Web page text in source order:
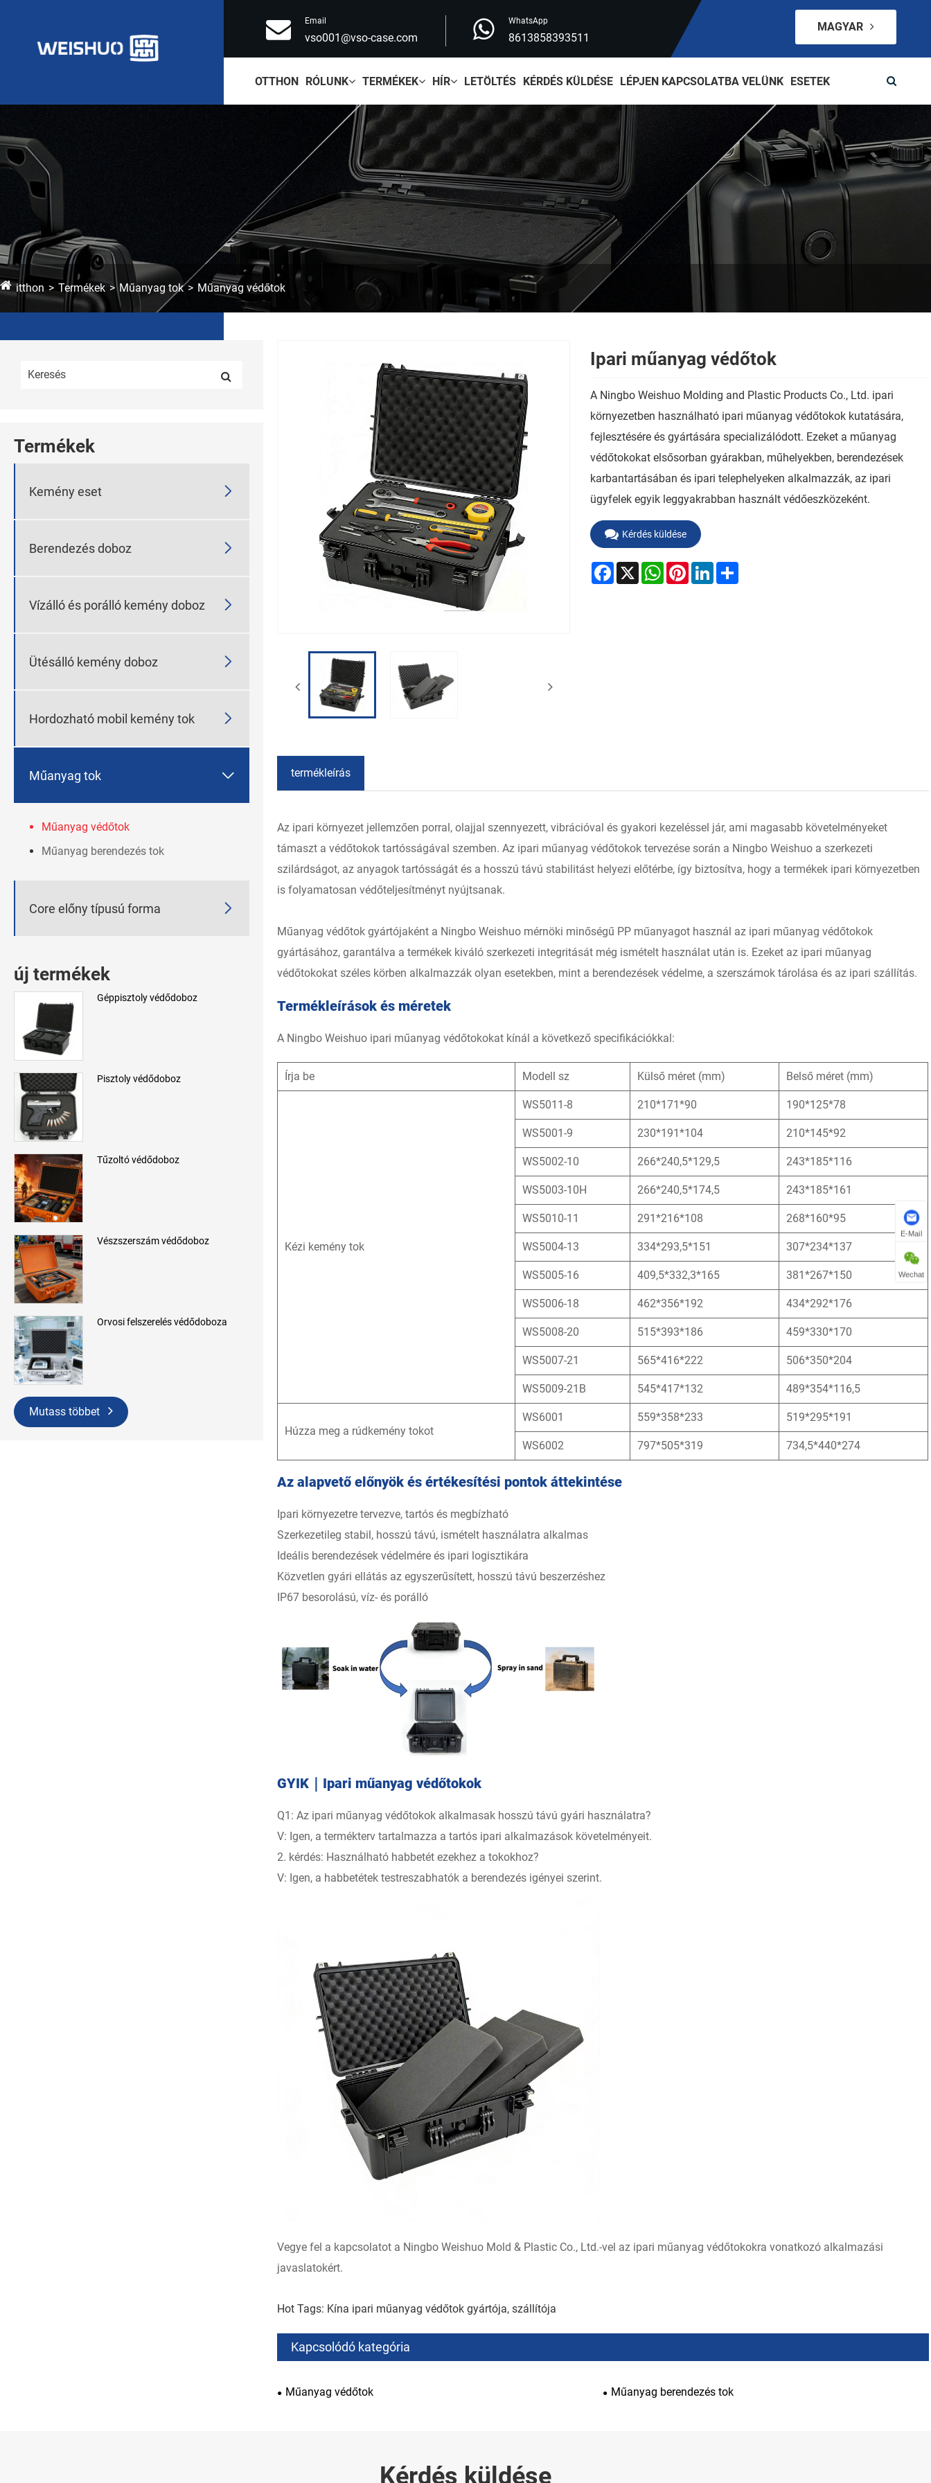
Email
vso001@vso-case.com
WhatsApp
8613858393511
MAGYAR
OTTHON RÓLUNK TERMÉKEK HÍR LETÖLTÉS KÉRDÉS KÜLDÉSE LÉPJEN KAPCSOLATBA VELÜNK ESETEK
itthon Termékek Műanyag tok Műanyag védőtok
Termékek
Kemény eset 
Berendezés doboz 
Vízálló és porálló kemény doboz 
Ütésálló kemény doboz 
Hordozható mobil kemény tok 
Műanyag tok 
Műanyag védőtok
Műanyag berendezés tok
Core előny típusú forma 
új termékek
Géppisztoly védődoboz
Pisztoly védődoboz
Tűzoltó védődoboz
Vészszerszám védődoboz
Orvosi felszerelés védődoboza
Mutass többet
Ipari műanyag védőtok
A Ningbo Weishuo Molding and Plastic Products Co., Ltd. ipari
környezetben használható ipari műanyag védőtokok kutatására,
fejlesztésére és gyártására specializálódott. Ezeket a műanyag
védőtokokat elsősorban gyárakban, műhelyekben, berendezések
karbantartásában és ipari telephelyeken alkalmazzák, az ipari
ügyfelek egyik leggyakrabban használt védőeszközeként.
Kérdés küldése
Facebook
X WhatsApp
PinterestLinkedInShare
termékleírás
Az ipari környezet jellemzően porral, olajjal szennyezett, vibrációval és gyakori kezeléssel jár, ami magasabb követelményeket
támaszt a védőtokok tartósságával szemben. Az ipari műanyag védőtokok tervezése során a Ningbo Weishuo a szerkezeti
szilárdságot, az anyagok tartósságát és a hosszú távú stabilitást helyezi előtérbe, így biztosítva, hogy a termékek ipari környezetben
is folyamatosan védőteljesítményt nyújtsanak.
Műanyag védőtok gyártójaként a Ningbo Weishuo mérnöki minőségű PP műanyagot használ az ipari műanyag védőtokok
gyártásához, garantálva a termékek kiváló szerkezeti integritását még ismételt használat után is. Ezeket az ipari műanyag
védőtokokat széles körben alkalmazzák olyan esetekben, mint a berendezések védelme, a szerszámok tárolása és az ipari szállítás.
Termékleírások és méretek
A Ningbo Weishuo ipari műanyag védőtokokat kínál a következő specifikációkkal:
Írja be Modell sz Külső méret (mm) Belső méret (mm)
Kézi kemény tok
WS5011-8 210*171*90 190*125*78
WS5001-9 230*191*104 210*145*92
WS5002-10 266*240,5*129,5 243*185*116
WS5003-10H 266*240,5*174,5 243*185*161
WS5010-11 291*216*108 268*160*95
WS5004-13 334*293,5*151 307*234*137
WS5005-16 409,5*332,3*165 381*267*150
WS5006-18 462*356*192 434*292*176
WS5008-20 515*393*186 459*330*170
WS5007-21 565*416*222 506*350*204
WS5009-21B 545*417*132 489*354*116,5
Húzza meg a rúdkemény tokot
WS6001 559*358*233 519*295*191
WS6002 797*505*319 734,5*440*274
Az alapvető előnyök és értékesítési pontok áttekintése
Ipari környezetre tervezve, tartós és megbízható
Szerkezetileg stabil, hosszú távú, ismételt használatra alkalmas
Ideális berendezések védelmére és ipari logisztikára
Közvetlen gyári ellátás az egyszerűsített, hosszú távú beszerzéshez
IP67 besorolású, víz- és porálló
GYIK｜Ipari műanyag védőtokok
Q1: Az ipari műanyag védőtokok alkalmasak hosszú távú gyári használatra?
V: Igen, a termékterv tartalmazza a tartós ipari alkalmazások követelményeit.
2. kérdés: Használható habbetét ezekhez a tokokhoz?
V: Igen, a habbetétek testreszabhatók a berendezés igényei szerint.
Vegye fel a kapcsolatot a Ningbo Weishuo Mold & Plastic Co., Ltd.-vel az ipari műanyag védőtokokra vonatkozó alkalmazási
javaslatokért.
Hot Tags: Kína ipari műanyag védőtok gyártója, szállítója
Kapcsolódó kategória
Műanyag védőtok Műanyag berendezés tok
Kérdés küldése
E-Mail
Wechat